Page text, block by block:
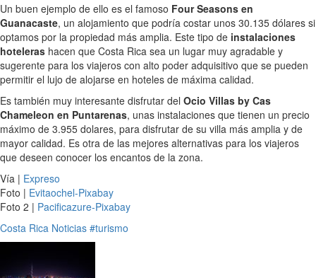
Un buen ejemplo de ello es el famoso Four Seasons en
Guanacaste, un alojamiento que podría costar unos 30.135 dólares si
optamos por la propiedad más amplia. Este tipo de instalaciones
hoteleras hacen que Costa Rica sea un lugar muy agradable y
sugerente para los viajeros con alto poder adquisitivo que se pueden
permitir el lujo de alojarse en hoteles de máxima calidad.
Es también muy interesante disfrutar del Ocio Villas by Cas
Chameleon en Puntarenas, unas instalaciones que tienen un precio
máximo de 3.955 dolares, para disfrutar de su villa más amplia y de
mayor calidad. Es otra de las mejores alternativas para los viajeros
que deseen conocer los encantos de la zona.
Vía | Expreso
Foto | Evitaochel-Pixabay
Foto 2 | Pacificazure-Pixabay
Costa Rica Noticias #turismo